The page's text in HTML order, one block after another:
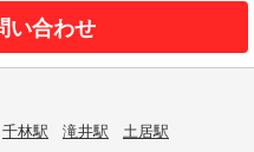
い合わせ
千林駅 滝井駅
土居駅